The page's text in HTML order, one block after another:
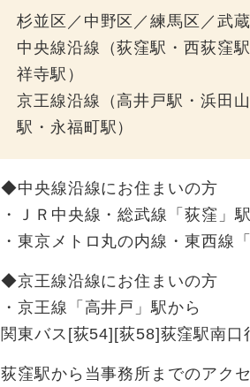
杉並区／中野区／練馬区／武
中央線沿線（荻窪駅・西荻窪
祥寺駅）
京王線沿線（高井戸駅・浜田
駅・永福町駅）
◆中央線沿線にお住まいの方
・ＪＲ中央線・総武線「荻窪」
・東京メトロ丸の内線・東西線
◆京王線沿線にお住まいの方
・京王線「高井戸」駅から
関東バス[荻54][荻58]荻窪駅南
荻窪駅から当事務所までのアクセ